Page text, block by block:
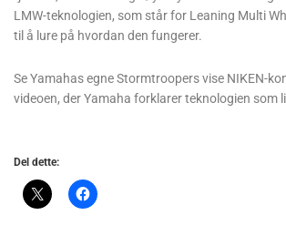
LMW-teknologien, som står for Leaning Multi
til å lure på hvordan den fungerer.
Se Yamahas egne Stormtroopers vise NIKEN-
videoen, der Yamaha forklarer teknologien som
Del dette: